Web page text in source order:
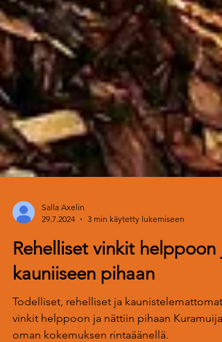
Salla Axelin
3 min käytetty lukemiseen
Rehelliset vinkit helppoon